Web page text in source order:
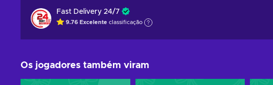
Fast Delivery 24/7
9.76 Excelente classificação
Os jogadores também viram